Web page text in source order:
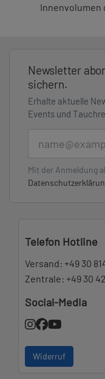
Innenvolumen
Newsletter
sichern.
Erhalte aktuelle
Events und
Mit der Anmeldung
Telefon Hotline
Versand: +49 30
Zentrale: +49 30
Social-Media
Widerruf